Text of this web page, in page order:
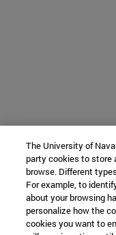
The University of
party cookies to store
browse. Different
For example, to
about your browsing
personalize how the
cookies you want to